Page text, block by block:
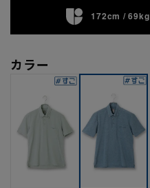
172cm / 69kg
カラー